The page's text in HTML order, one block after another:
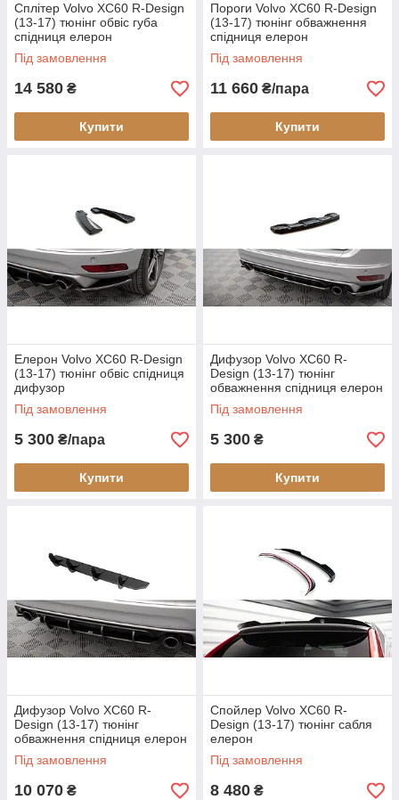
Сплітер Volvo XC60 R-Design
(13-17) тюнінг обвіс губа
спідниця елерон
Під замовлення
14 580 ₴
Купити
Пороги Volvo XC60 R-Design
(13-17) тюнінг обважнення
спідниця елерон
Під замовлення
11 660 ₴/пара
Купити
Елерон Volvo XC60 R-Design
(13-17) тюнінг обвіс спідниця
дифузор
Під замовлення
5 300 ₴/пара
Купити
Дифузор Volvo XC60 R-
Design (13-17) тюнінг
обважнення спідниця елерон
(V1)
Під замовлення
5 300 ₴
Купити
Дифузор Volvo XC60 R-
Design (13-17) тюнінг
обважнення спідниця елерон
(V2)
Під замовлення
10 070 ₴
Спойлер Volvo XC60 R-
Design (13-17) тюнінг сабля
елерон
Під замовлення
8 480 ₴